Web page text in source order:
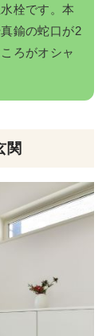
栓です。本
鍮の蛇口が2
ろがオシャ
関